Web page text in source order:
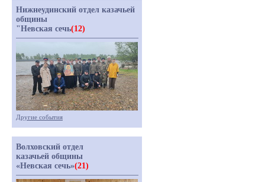
Нижнеудинский отдел казачьей
общины
"Невская сечь(12)
Другие события
Волховский отдел
казачьей общины
«Невская сечь»(21)